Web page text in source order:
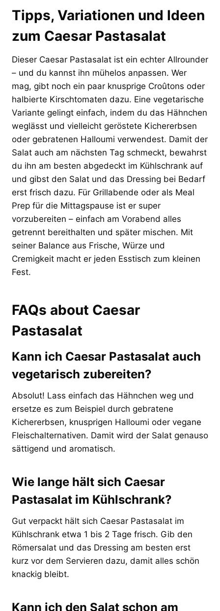
Tipps, Variationen und Ideen
zum Caesar Pastasalat
Dieser Caesar Pastasalat ist ein echter Allrounder
– und du kannst ihn mühelos anpassen. Wer
mag, gibt noch ein paar knusprige Croûtons oder
halbierte Kirschtomaten dazu. Eine vegetarische
Variante gelingt einfach, indem du das Hähnchen
weglässt und vielleicht geröstete Kichererbsen
oder gebratenen Halloumi verwendest. Damit der
Salat auch am nächsten Tag schmeckt, bewahrst
du ihn am besten abgedeckt im Kühlschrank auf
und gibst den Salat und das Dressing bei Bedarf
erst frisch dazu. Für Grillabende oder als Meal
Prep für die Mittagspause ist er super
vorzubereiten – einfach am Vorabend alles
getrennt bereithalten und später mischen. Mit
seiner Balance aus Frische, Würze und
Cremigkeit macht er jeden Esstisch zum kleinen
Fest.
FAQs about Caesar
Pastasalat
Kann ich Caesar Pastasalat auch
vegetarisch zubereiten?
Absolut! Lass einfach das Hähnchen weg und
ersetze es zum Beispiel durch gebratene
Kichererbsen, knusprigen Halloumi oder vegane
Fleischalternativen. Damit wird der Salat genauso
sättigend und aromatisch.
Wie lange hält sich Caesar
Pastasalat im Kühlschrank?
Gut verpackt hält sich Caesar Pastasalat im
Kühlschrank etwa 1 bis 2 Tage frisch. Gib den
Römersalat und das Dressing am besten erst
kurz vor dem Servieren dazu, damit alles schön
knackig bleibt.
Kann ich den Salat schon am